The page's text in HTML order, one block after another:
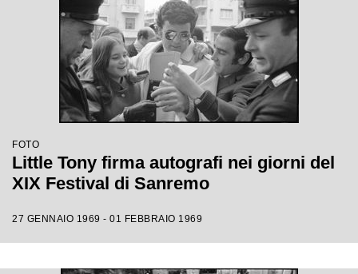
FOTO
Little Tony firma autografi nei giorni del
XIX Festival di Sanremo
27 GENNAIO 1969 - 01 FEBBRAIO 1969